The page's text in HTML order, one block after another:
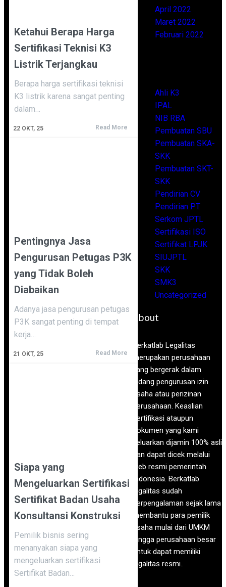
Ketahui Berapa Harga
Sertifikasi Teknisi K3
Listrik Terjangkau
22 OKT, 25
Berapa harga sertifikasi teknisi
K3 listrik karena sangat penting
dalam…
Read More
Pentingnya Jasa
Pengurusan Petugas P3K
yang Tidak Boleh
Diabaikan
21 OKT, 25
Adanya jasa pengurusan petugas
P3K sangat penting di tempat
kerja…
Read More
Siapa yang
Mengeluarkan Sertifikasi
Sertifikat Badan Usaha
Konsultansi Konstruksi
Pemilik bisnis sering
menanyakan siapa yang
mengeluarkan sertifikasi
Sertifikat Badan…
April 2022
Maret 2022
Februari 2022
Ahli K3
IPAL
NIB RBA
Pembuatan SBU
Pembuatan SKA-
SKK
Pembuatan SKT-
SKK
Pendirian CV
Pendirian PT
Serkom JPTL
Sertifikasi ISO
Sertifikat LPJK
SIUJPTL
SKK
SMK3
Uncategorized
About
Berkatlab Legalitas
merupakan perusahaan
yang bergerak dalam
bidang pengurusan izin
usaha atau perizinan
perusahaan. Keaslian
sertifikasi ataupun
dokumen yang kami
keluarkan dijamin 100% asli
dan dapat dicek melalui
web resmi pemerintah
Indonesia. Berkatlab
legalitas sudah
berpengalaman sejak lama
membantu para pemilik
usaha mulai dari UMKM
hingga perusahaan besar
untuk dapat memiliki
legalitas resmi..